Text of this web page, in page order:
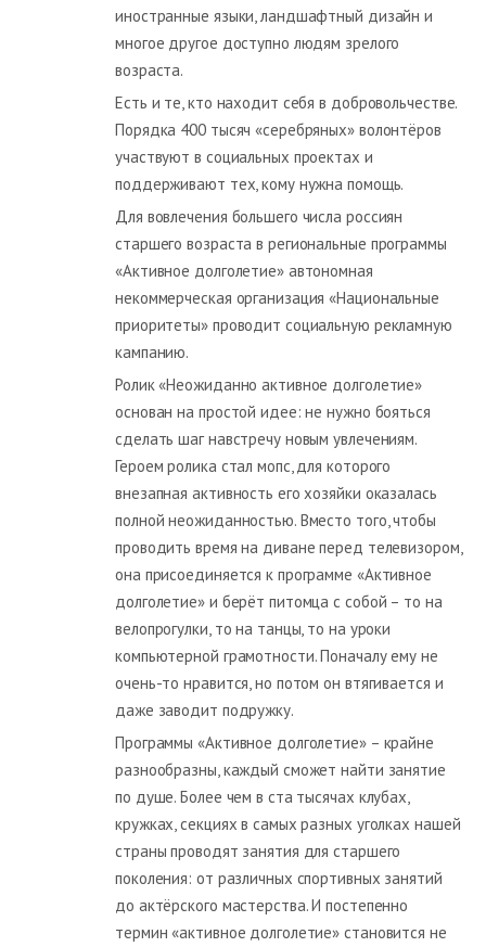
иностранные языки, ландшафтный дизайн и
многое другое доступно людям зрелого
возраста.
Есть и те, кто находит себя в добровольчестве.
Порядка 400 тысяч «серебряных» волонтёров
участвуют в социальных проектах и
поддерживают тех, кому нужна помощь.
Для вовлечения большего числа россиян
старшего возраста в региональные программы
«Активное долголетие» автономная
некоммерческая организация «Национальные
приоритеты» проводит социальную рекламную
кампанию.
Ролик «Неожиданно активное долголетие»
основан на простой идее: не нужно бояться
сделать шаг навстречу новым увлечениям.
Героем ролика стал мопс, для которого
внезапная активность его хозяйки оказалась
полной неожиданностью. Вместо того, чтобы
проводить время на диване перед телевизором,
она присоединяется к программе «Активное
долголетие» и берёт питомца с собой – то на
велопрогулки, то на танцы, то на уроки
компьютерной грамотности. Поначалу ему не
очень-то нравится, но потом он втягивается и
даже заводит подружку.
Программы «Активное долголетие» – крайне
разнообразны, каждый сможет найти занятие
по душе. Более чем в ста тысячах клубах,
кружках, секциях в самых разных уголках нашей
страны проводят занятия для старшего
поколения: от различных спортивных занятий
до актёрского мастерства. И постепенно
термин «активное долголетие» становится не